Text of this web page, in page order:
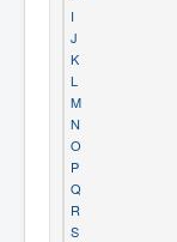
I
J
K
L
M
N
O
P
Q
R
S